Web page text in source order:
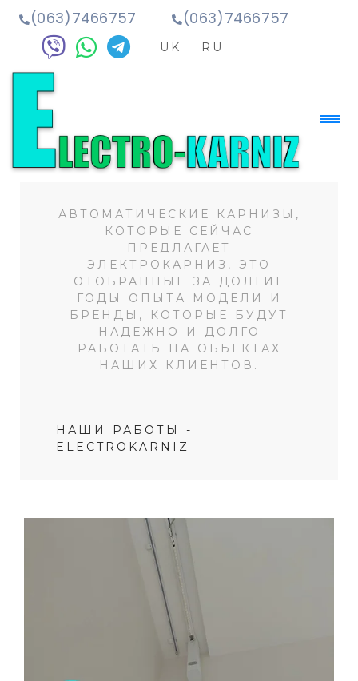
(063)7466757 (063)7466757
UK RU
АВТОМАТИЧЕСКИЕ КАРНИЗЫ,
КОТОРЫЕ СЕЙЧАС
ПРЕДЛАГАЕТ
ЭЛЕКТРОКАРНИЗ, ЭТО
ОТОБРАННЫЕ ЗА ДОЛГИЕ
ГОДЫ ОПЫТА МОДЕЛИ И
БРЕНДЫ, КОТОРЫЕ БУДУТ
НАДЕЖНО И ДОЛГО
РАБОТАТЬ НА ОБЪЕКТАХ
НАШИХ КЛИЕНТОВ.
НАШИ РАБОТЫ -
ELECTROKARNIZ